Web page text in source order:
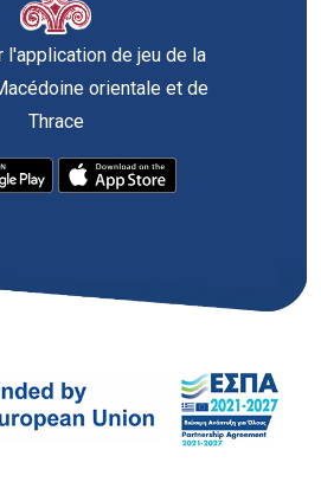
l'application de jeu de la
orientale et de
Thrace